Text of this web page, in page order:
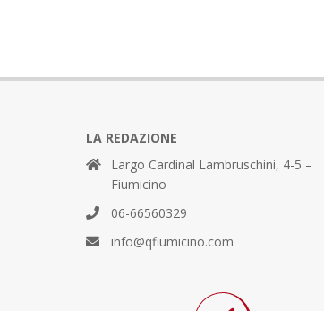
LA REDAZIONE
Largo Cardinal Lambruschini, 4-5 –
Fiumicino
06-66560329
info@qfiumicino.com